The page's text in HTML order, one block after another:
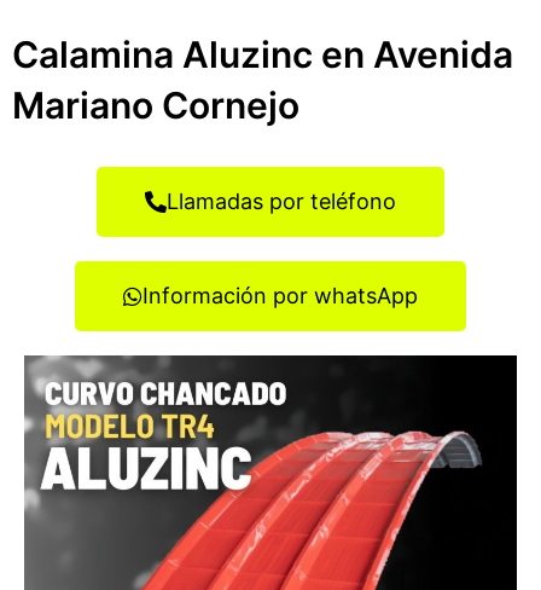
Calamina Aluzinc en Avenida
Mariano Cornejo
Llamadas por teléfono
Información por whatsApp